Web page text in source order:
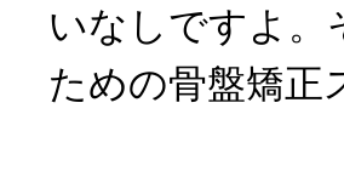
いなしですよ。
ための骨盤矯正